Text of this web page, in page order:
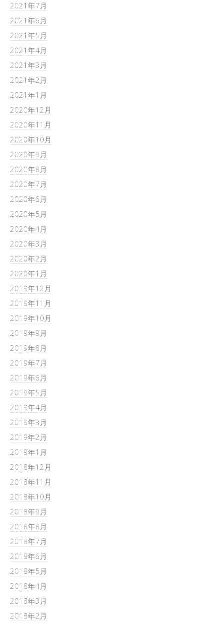
2021年7月
2021年6月
2021年5月
2021年4月
2021年3月
2021年2月
2021年1月
2020年12月
2020年11月
2020年10月
2020年9月
2020年8月
2020年7月
2020年6月
2020年5月
2020年4月
2020年3月
2020年2月
2020年1月
2019年12月
2019年11月
2019年10月
2019年9月
2019年8月
2019年7月
2019年6月
2019年5月
2019年4月
2019年3月
2019年2月
2019年1月
2018年12月
2018年11月
2018年10月
2018年9月
2018年8月
2018年7月
2018年6月
2018年5月
2018年4月
2018年3月
2018年2月